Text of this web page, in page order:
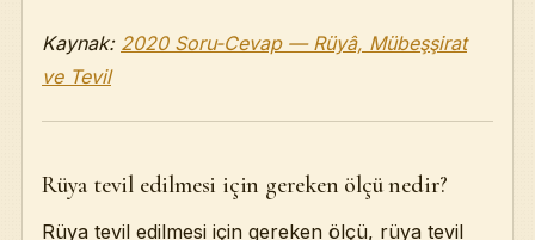
Kaynak: 2020 Soru-Cevap — Rüyâ, Mübeşşirat
ve Tevil
Rüya tevil edilmesi için gereken ölçü nedir?
Rüya tevil edilmesi için gereken ölçü, rüya tevil